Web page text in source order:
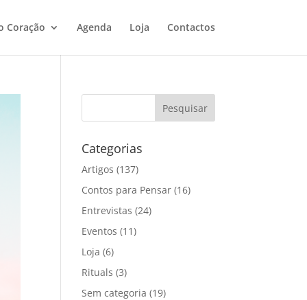
Coração Agenda Loja Contactos
Categorias
Artigos (137)
Contos para Pensar (16)
Entrevistas (24)
Eventos (11)
Loja (6)
Rituals (3)
Sem categoria (19)